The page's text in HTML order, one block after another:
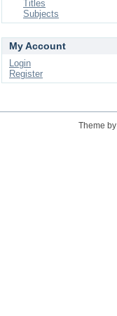
Titles
Subjects
My Account
Login
Register
Theme by